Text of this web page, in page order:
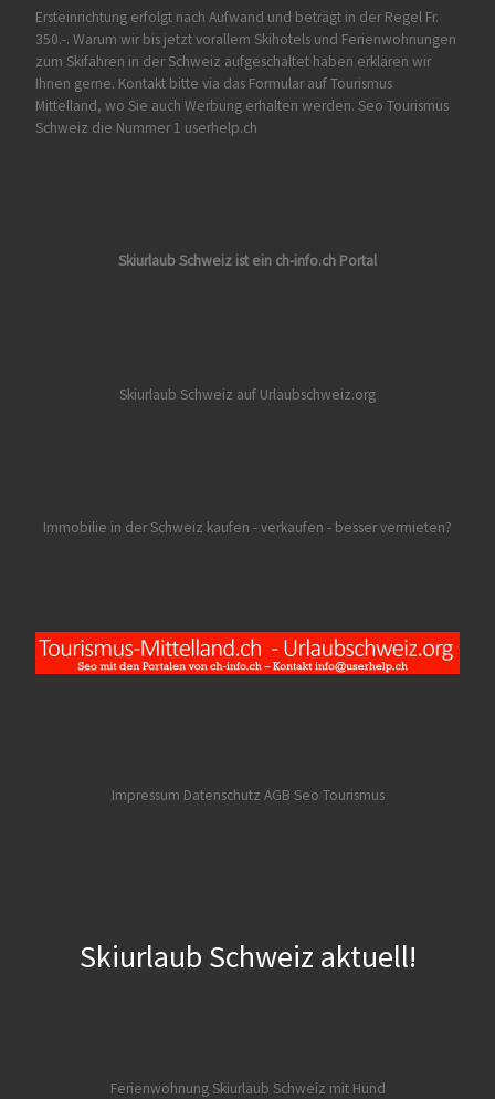
Ersteinrichtung erfolgt nach Aufwand und beträgt in der Regel Fr.
350.-. Warum wir bis jetzt vorallem Skihotels und Ferienwohnungen
zum Skifahren in der Schweiz aufgeschaltet haben erklären wir
Ihnen gerne. Kontakt bitte via das Formular aufTourismus
Mittelland, wo Sie auch Werbung erhalten werden. Seo Tourismus
Schweiz die Nummer 1 userhelp.ch
Skiurlaub Schweiz ist ein ch-info.ch Portal
Skiurlaub Schweiz auf Urlaubschweiz.org
Immobilie in der Schweiz kaufen - verkaufen - besser vermieten?
Impressum Datenschutz AGB Seo Tourismus
Skiurlaub Schweiz aktuell!
Ferienwohnung Skiurlaub Schweiz mit Hund